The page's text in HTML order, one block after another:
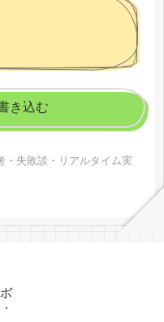
き込む
・失敗談・リアルタイム実